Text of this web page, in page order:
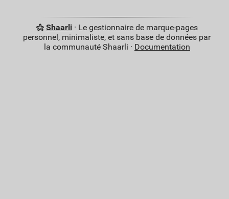
Shaarli· Le gestionnaire de marque-pages
personnel, minimaliste, et sans base de données par
la communauté Shaarli · Documentation